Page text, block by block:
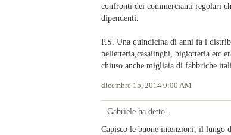
confronti dei commercianti regolari
dipendenti.
P.S. Una quindicina di anni fa i
pelletteria,casalinghi, bigiotteria etc
chiuso anche migliaia di fabbriche
dicembre 15, 2014 9:00 AM
Gabriele ha detto...
Capisco le buone intenzioni, il lungo